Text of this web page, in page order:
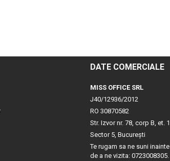
DATE COMERCIALE
MISS OFFICE SRL
J40/12936/2012
RO 30870582
Str. Izvor nr. 78, corp B, et. 1
Sector 5, Bucureşti
Te rugam sa ne suni inainte
de a ne vizita: 0723008305.